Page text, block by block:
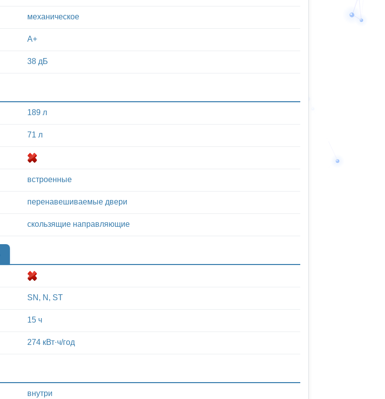
механическое
A+
38 дБ
189 л
71 л
встроенные
перенавешиваемые двери
скользящие направляющие
SN, N, ST
15 ч
274 кВт·ч/год
внутри